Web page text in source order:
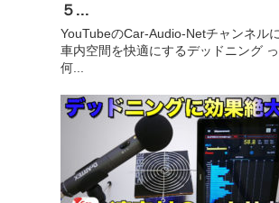
５...
YouTubeのCar-Audio-Netチャンネル
車内空間を快適にするデッドニング
何...